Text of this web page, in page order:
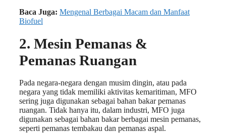
Baca Juga: Mengenal Berbagai Macam dan Manfaat
Biofuel
2. Mesin Pemanas &
Pemanas Ruangan
Pada negara-negara dengan musim dingin, atau pada
negara yang tidak memiliki aktivitas kemaritiman, MFO
sering juga digunakan sebagai bahan bakar pemanas
ruangan. Tidak hanya itu, dalam industri, MFO juga
digunakan sebagai bahan bakar berbagai mesin pemanas,
seperti pemanas tembakau dan pemanas aspal.